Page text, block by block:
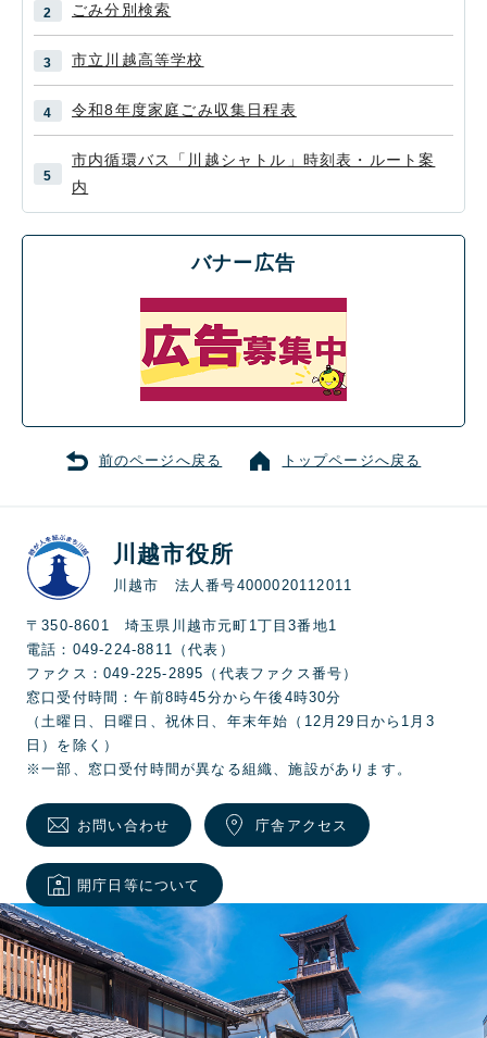
ごみ分別検索
市立川越高等学校
令和8年度家庭ごみ収集日程表
市内循環バス「川越シャトル」時刻表・ルート案
内
バナー広告
前のページへ戻る トップページへ戻る
川越市役所
川越市 法人番号4000020112011
〒350-8601 埼玉県川越市元町1丁目3番地1
電話：049-224-8811（代表）
ファクス：049-225-2895（代表ファクス番号）
窓口受付時間：午前8時45分から午後4時30分
（土曜日、日曜日、祝休日、年末年始（12月29日から1月3
日）を除く）
※一部、窓口受付時間が異なる組織、施設があります。
お問い合わせ 庁舎アクセス
開庁日等について